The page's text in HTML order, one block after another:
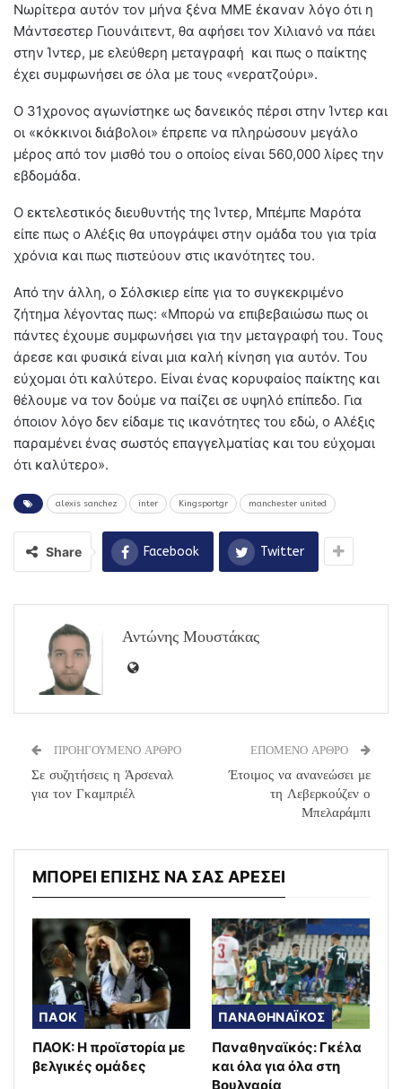
Νωρίτερα αυτόν τον μήνα ξένα ΜΜΕ έκαναν λόγο ότι η
Μάντσεστερ Γιουνάιτεντ, θα αφήσει τον Χιλιανό να πάει
στην Ίντερ, με ελεύθερη μεταγραφή και πως ο παίκτης
έχει συμφωνήσει σε όλα με τους «νερατζούρι».
Ο 31χρονος αγωνίστηκε ως δανεικός πέρσι στην Ίντερ και
οι «κόκκινοι διάβολοι» έπρεπε να πληρώσουν μεγάλο
μέρος από τον μισθό του ο οποίος είναι 560,000 λίρες την
εβδομάδα.
Ο εκτελεστικός διευθυντής της Ίντερ, Μπέμπε Μαρότα
είπε πως ο Αλέξις θα υπογράψει στην ομάδα του για τρία
χρόνια και πως πιστεύουν στις ικανότητες του.
Από την άλλη, ο Σόλσκιερ είπε για το συγκεκριμένο
ζήτημα λέγοντας πως: «Μπορώ να επιβεβαιώσω πως οι
πάντες έχουμε συμφωνήσει για την μεταγραφή του. Τους
άρεσε και φυσικά είναι μια καλή κίνηση για αυτόν. Του
εύχομαι ότι καλύτερο. Είναι ένας κορυφαίος παίκτης και
θέλουμε να τον δούμε να παίζει σε υψηλό επίπεδο. Για
όποιον λόγο δεν είδαμε τις ικανότητες του εδώ, ο Αλέξις
παραμένει ένας σωστός επαγγελματίας και του εύχομαι
ότι καλύτερο».
alexis sanchez inter Kingsportgr manchester united
Share Facebook Twitter
Αντώνης Μουστάκας
ΠΡΟΗΓΟΥΜΕΝΟ ΑΡΘΡΟ
Σε συζητήσεις η Άρσεναλ
για τον Γκαμπριέλ
ΕΠΟΜΕΝΟ ΑΡΘΡΟ
Έτοιμος να ανανεώσει με
τη Λεβερκούζεν ο
Μπελαράμπι
ΜΠΟΡΕΙ ΕΠΙΣΗΣ ΝΑ ΣΑΣ ΑΡΕΣΕΙ
ΠΑΟΚ
ΠΑΟΚ: Η προϊστορία με
βελγικές ομάδες
ΠΑΝΑΘΗΝΑΪΚΟΣ
Παναθηναϊκός: Γκέλα
και όλα για όλα στη
Βουλγαρία